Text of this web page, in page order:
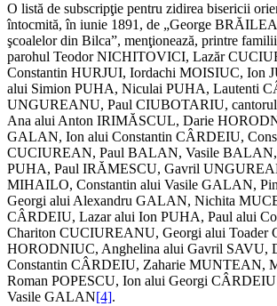
O listă de subscripţie pentru zidirea bisericii
întocmită, în iunie 1891, de „George
şcoalelor din Bilca”, menţionează, printre
parohul Teodor NICHITOVICI, Lazăr
Constantin HURJUI, Iordachi MOISIUC, Ion
alui Simion PUHA, Niculai PUHA, Lautenti
UNGUREANU, Paul CIUBOTARIU,
Ana alui Anton IRIMĂSCUL, Darie
GALAN, Ion alui Constantin CÂRDEIU,
CUCIUREAN, Paul BALAN, Vasile BALAN,
PUHA, Paul IRĂMESCU, Gavril
MIHAILO, Constantin alui Vasile GALAN,
Georgi alui Alexandru GALAN, Nichita
CÂRDEIU, Lazar alui Ion PUHA, Paul alui
Chariton CUCIUREANU, Georgi alui Toader
HORODNIUC, Anghelina alui Gavril SAVU,
Constantin CÂRDEIU, Zaharie MUNTEAN,
Roman POPESCU, Ion alui Georgi CÂRDEIU
Vasile GALAN[4].